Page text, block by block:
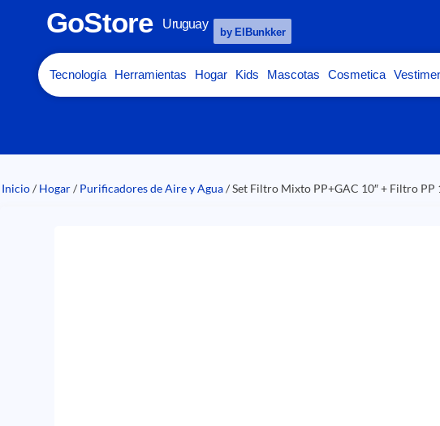
GoStore Uruguay
by ElBunkker
Tecnología Herramientas Hogar Kids Mascotas Cosmetica
Inicio/ Hogar/ Purificadores de Aire y Agua/ Set Filtro Mixto PP+GAC 10″ + Filtro